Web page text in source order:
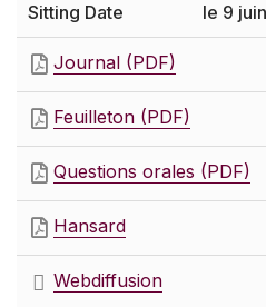
le 9
Journal (PDF)
Feuilleton (PDF)
Questions orales (PDF)
Hansard
Webdiffusion